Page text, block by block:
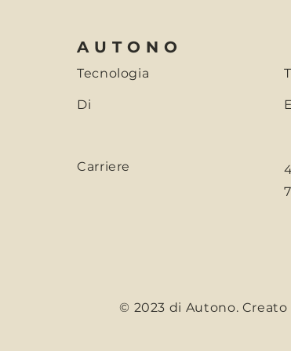
AUTONO
Tecnologia
Di
Carriere
© 2023 di Autono. Creato